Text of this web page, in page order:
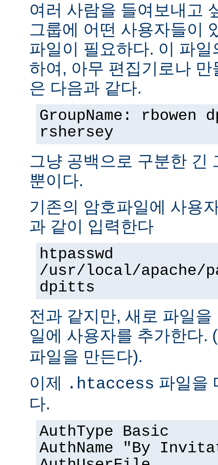
여러 사람을 들여보내고
그룹에 어떤 사용자들이
파일이 필요하다. 이 파
하여, 아무 편집기로나
은 다음과 같다.
GroupName: rbowen
rshersey
그냥 공백으로 구분한 긴
뿐이다.
기존의 암호파일에 사용
과 같이 입력한다
htpasswd
/usr/local/apache/
dpitts
전과 같지만, 새로 파일
일에 사용자를 추가한다. (
파일을 만든다).
이제 .htaccess 파일을
다.
AuthType Basic
AuthName "By